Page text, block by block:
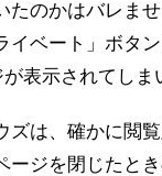
たのかはバレま
イベート」ボタ
表示されてしま
ズは、確かに閲
ージを閉じたと